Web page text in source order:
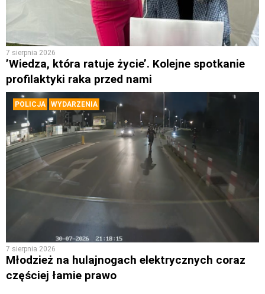
7 sierpnia 2026
’Wiedza, która ratuje życie’. Kolejne spotkanie
profilaktyki raka przed nami
POLICJA WYDARZENIA
7 sierpnia 2026
Młodzież na hulajnogach elektrycznych coraz
częściej łamie prawo